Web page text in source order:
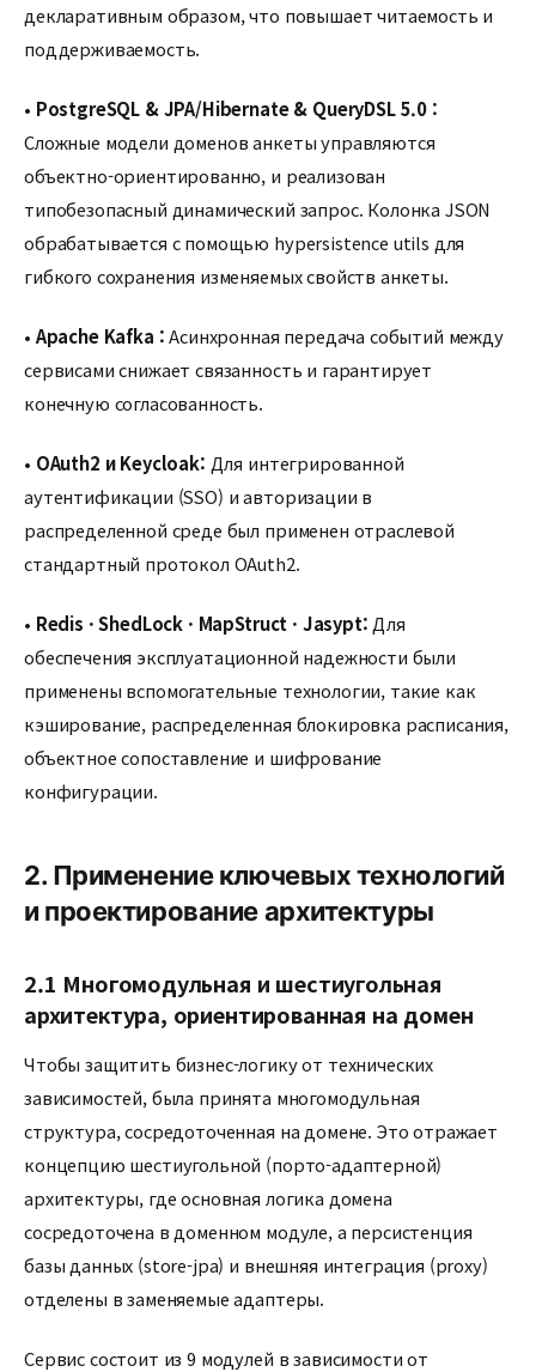
декларативным образом, что повышает читаемость и
поддерживаемость.
• PostgreSQL & JPA/Hibernate & QueryDSL 5.0 :
Сложные модели доменов анкеты управляются
объектно-ориентированно, и реализован
типобезопасный динамический запрос. Колонка JSON
обрабатывается с помощью hypersistence utils для
гибкого сохранения изменяемых свойств анкеты.
• Apache Kafka :Асинхронная передача событий между
сервисами снижает связанность и гарантирует
конечную согласованность.
• OAuth2 и Keycloak: Для интегрированной
аутентификации (SSO) и авторизации в
распределенной среде был применен отраслевой
стандартный протокол OAuth2.
• Redis · ShedLock · MapStruct · Jasypt: Для
обеспечения эксплуатационной надежности были
применены вспомогательные технологии, такие как
кэширование, распределенная блокировка расписания,
объектное сопоставление и шифрование
конфигурации.
2. Применение ключевых технологий
и проектирование архитектуры
2.1 Многомодульная и шестиугольная
архитектура, ориентированная на домен
Чтобы защитить бизнес-логику от технических
зависимостей, была принята многомодульная
структура, сосредоточенная на домене. Это отражает
концепцию шестиугольной (порто-адаптерной)
архитектуры, где основная логика домена
сосредоточена в доменном модуле, а персистенция
базы данных (store-jpa) и внешняя интеграция (proxy)
отделены в заменяемые адаптеры.
Сервис состоит из 9 модулей в зависимости от